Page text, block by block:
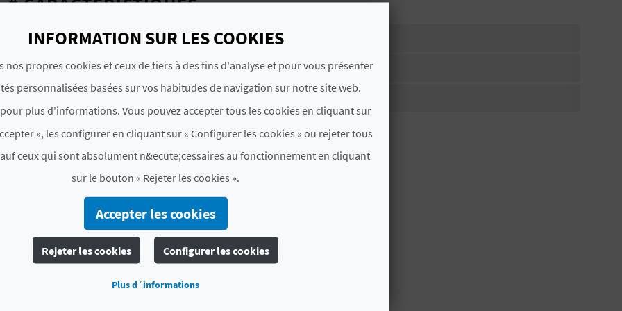
Catégorie
2 Estrellas
Chaîne hôtel
NO PERTENECE A NINGUNA CADENA
# PÉRIODE D'OUVERTURE
Ouvert toute l'année
AIMEREZ PEUT-ÊTRE AUSSI
INFORMATION SUR LES COOKIES
nos propres cookies et ceux de tiers à des fins d'analyse et pour vous présenter
personnalisées basées sur vos habitudes de navigation sur notre site web.
pour plus d'informations. Vous pouvez accepter tous les cookies en cliquant sur
», les configurer en cliquant sur « Configurer les cookies » ou rejeter tous
ceux qui sont absolument n&ecute;cessaires au fonctionnement en cliquant
sur le bouton « Rejeter les cookies ».
Accepter les cookies
Rejeter les cookies Configurer les cookies
Plus d´informations